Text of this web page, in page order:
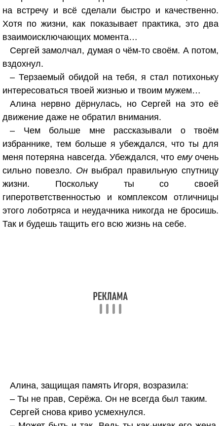
на встречу и всё сделали быстро и качественно.
Хотя по жизни, как показывает практика, это два
взаимоисключающих момента…
Сергей замолчал, думая о чём-то своём. А потом,
вздохнул.
– Терзаемый обидой на тебя, я стал потихоньку
интересоваться твоей жизнью и твоим мужем…
Алина нервно дёрнулась, но Сергей на это её
движение даже не обратил внимания.
– Чем больше мне рассказывали о твоём
избраннике, тем больше я убеждался, что ты для
меня потеряна навсегда. Убеждался, что емуочень
сильно повезло. Онвыбрал правильную спутницу
жизни. Поскольку ты со своей
гиперответственностью и комплексом отличницы
этого лоботряса и неудачника никогда не бросишь.
Так и будешь тащить его всю жизнь на себе.
Алина, защищая память Игоря, возразила:
– Ты не прав, Серёжа. Он не всегда был таким.
Сергей снова криво усмехнулся.